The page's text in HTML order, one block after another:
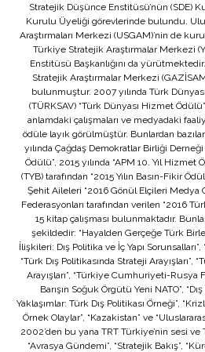
Stratejik Düşünce Enstitüsü’nün (SDE)
Kurulu Üyeliği görevlerinde bulundu.
Araştırmaları Merkezi (USGAM)’nin de
Türkiye Stratejik Araştırmalar Merkezi
Enstitüsü Başkanlığını da
Stratejik Araştırmalar Merkezi
bulunmuştur. 2007 yılında Türk Dünyası
(TÜRKSAV) “Türk Dünyası Hizmet
anlamdaki çalışmaları ve medyadaki
ödüle layık görülmüştür. Bunlardan
yılında Çağdaş Demokratlar Birliği Derneği
Ödülü”, 2015 yılında “APM 10. Yıl
(TYB) tarafından “2015 Yılın Basın-Fikir
Şehit Aileleri “2016 Gönül Elçileri Medya
Federasyonları tarafından verilen “2016
15 kitap çalışması bulunmaktadır.
şekildedir: “Hayalden Gerçeğe Türk
İlişkileri: Dış Politika ve İç Yapı
“Türk Dış Politikasında Strateji Arayışları”,
Arayışları”, “Türkiye Cumhuriyeti-Rusya
Barışın Soğuk Örgütü Yeni NATO”,
Yaklaşımlar: Türk Dış Politikası Örneği”,
Örnek Olaylar”, “Kazakistan” ve
2002’den bu yana TRT Türkiye’nin sesi ve
“Avrasya Gündemi”, “Stratejik Bakış”,